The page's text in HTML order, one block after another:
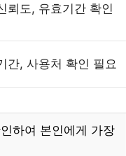
뢰도, 유효기간 확인
간, 사용처 확인 필요
하여 본인에게 가장